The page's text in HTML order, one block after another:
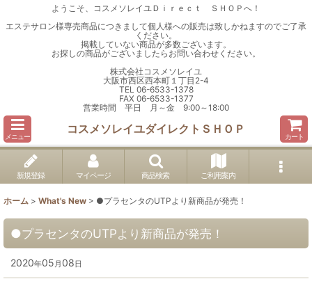
ようこそ、コスメソレイユＤｉｒｅｃｔ ＳＨＯＰへ！
エステサロン様専売商品につきまして個人様への販売は致しかねますのでご了承
ください。
掲載していない商品が多数ございます。
お探しの商品がございましたらお問い合わせください。
株式会社コスメソレイユ
大阪市西区西本町１丁目2-4
TEL 06-6533-1378
FAX 06-6533-1377
営業時間 平日 月～金 9:00～18:00
メニュー
コスメソレイユダイレクトＳＨＯＰ
カート
新規登録 マイページ 商品検索 ご利用案内
ホーム > What's New > ●プラセンタのUTPより新商品が発売！
●プラセンタのUTPより新商品が発売！
2020年05 月 08日